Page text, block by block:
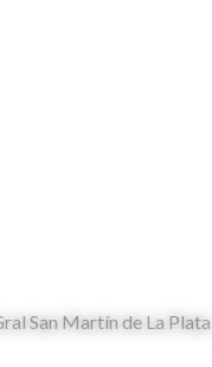
San Martín de La Plata.